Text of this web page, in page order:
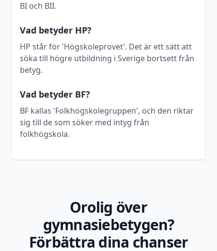
BI och BII.
Vad betyder HP?
HP står för 'Högskoleprovet'. Det är ett sätt att
söka till högre utbildning i Sverige bortsett från
betyg.
Vad betyder BF?
BF kallas 'Folkhögskolegruppen', och den riktar
sig till de som söker med intyg från
folkhögskola.
Orolig över
gymnasiebetygen?
Förbättra dina chanser